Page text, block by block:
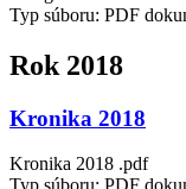
Typ súboru: PDF
Rok 2018
Kronika 2018
Kronika 2018 .pdf